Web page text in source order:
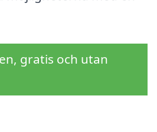
gratis och utan